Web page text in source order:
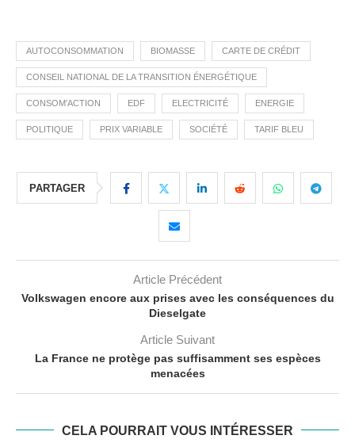
AUTOCONSOMMATION BIOMASSE CARTE DE CRÉDIT
CONSEIL NATIONAL DE LA TRANSITION ÉNERGÉTIQUE
CONSOM'ACTION EDF ELECTRICITÉ ENERGIE
POLITIQUE PRIX VARIABLE SOCIÉTÉ TARIF BLEU
PARTAGER
Article Précédent
Volkswagen encore aux prises avec les conséquences du
Dieselgate
Article Suivant
La France ne protège pas suffisamment ses espèces
menacées
CELA POURRAIT VOUS INTÉRESSER